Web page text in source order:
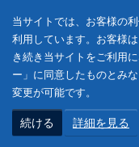
当サイトでは、お客様の
利用しています。お客様
き続き当サイトをご利用
ー」に同意したものとみ
変更が可能です。
続ける 詳細を見る